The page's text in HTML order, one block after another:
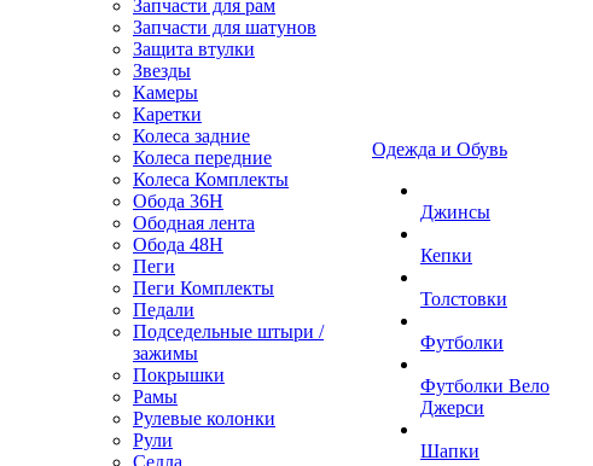
Запчасти для рам
Запчасти для шатунов
Защита втулки
Звезды
Камеры
Каретки
Колеса задние
Колеса передние
Колеса Комплекты
Обода 36H
Ободная лента
Обода 48H
Пеги
Пеги Комплекты
Педали
Подседельные штыри /
зажимы
Покрышки
Рамы
Рулевые колонки
Рули
Седла
Одежда и Обувь
Джинсы
Кепки
Толстовки
Футболки
Футболки Вело
Джерси
Шапки